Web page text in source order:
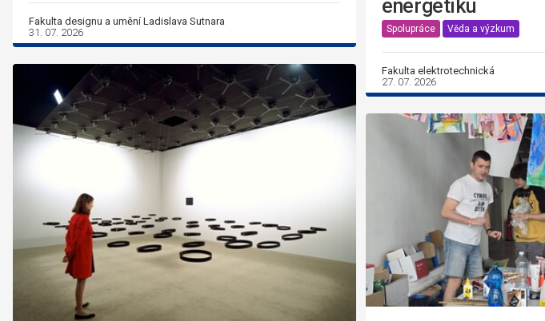
Fakulta designu a umění Ladislava Sutnara
31. 07. 2026
energetiku
Spolupráce Věda a výzkum
Fakulta elektrotechnická
27. 07. 2026